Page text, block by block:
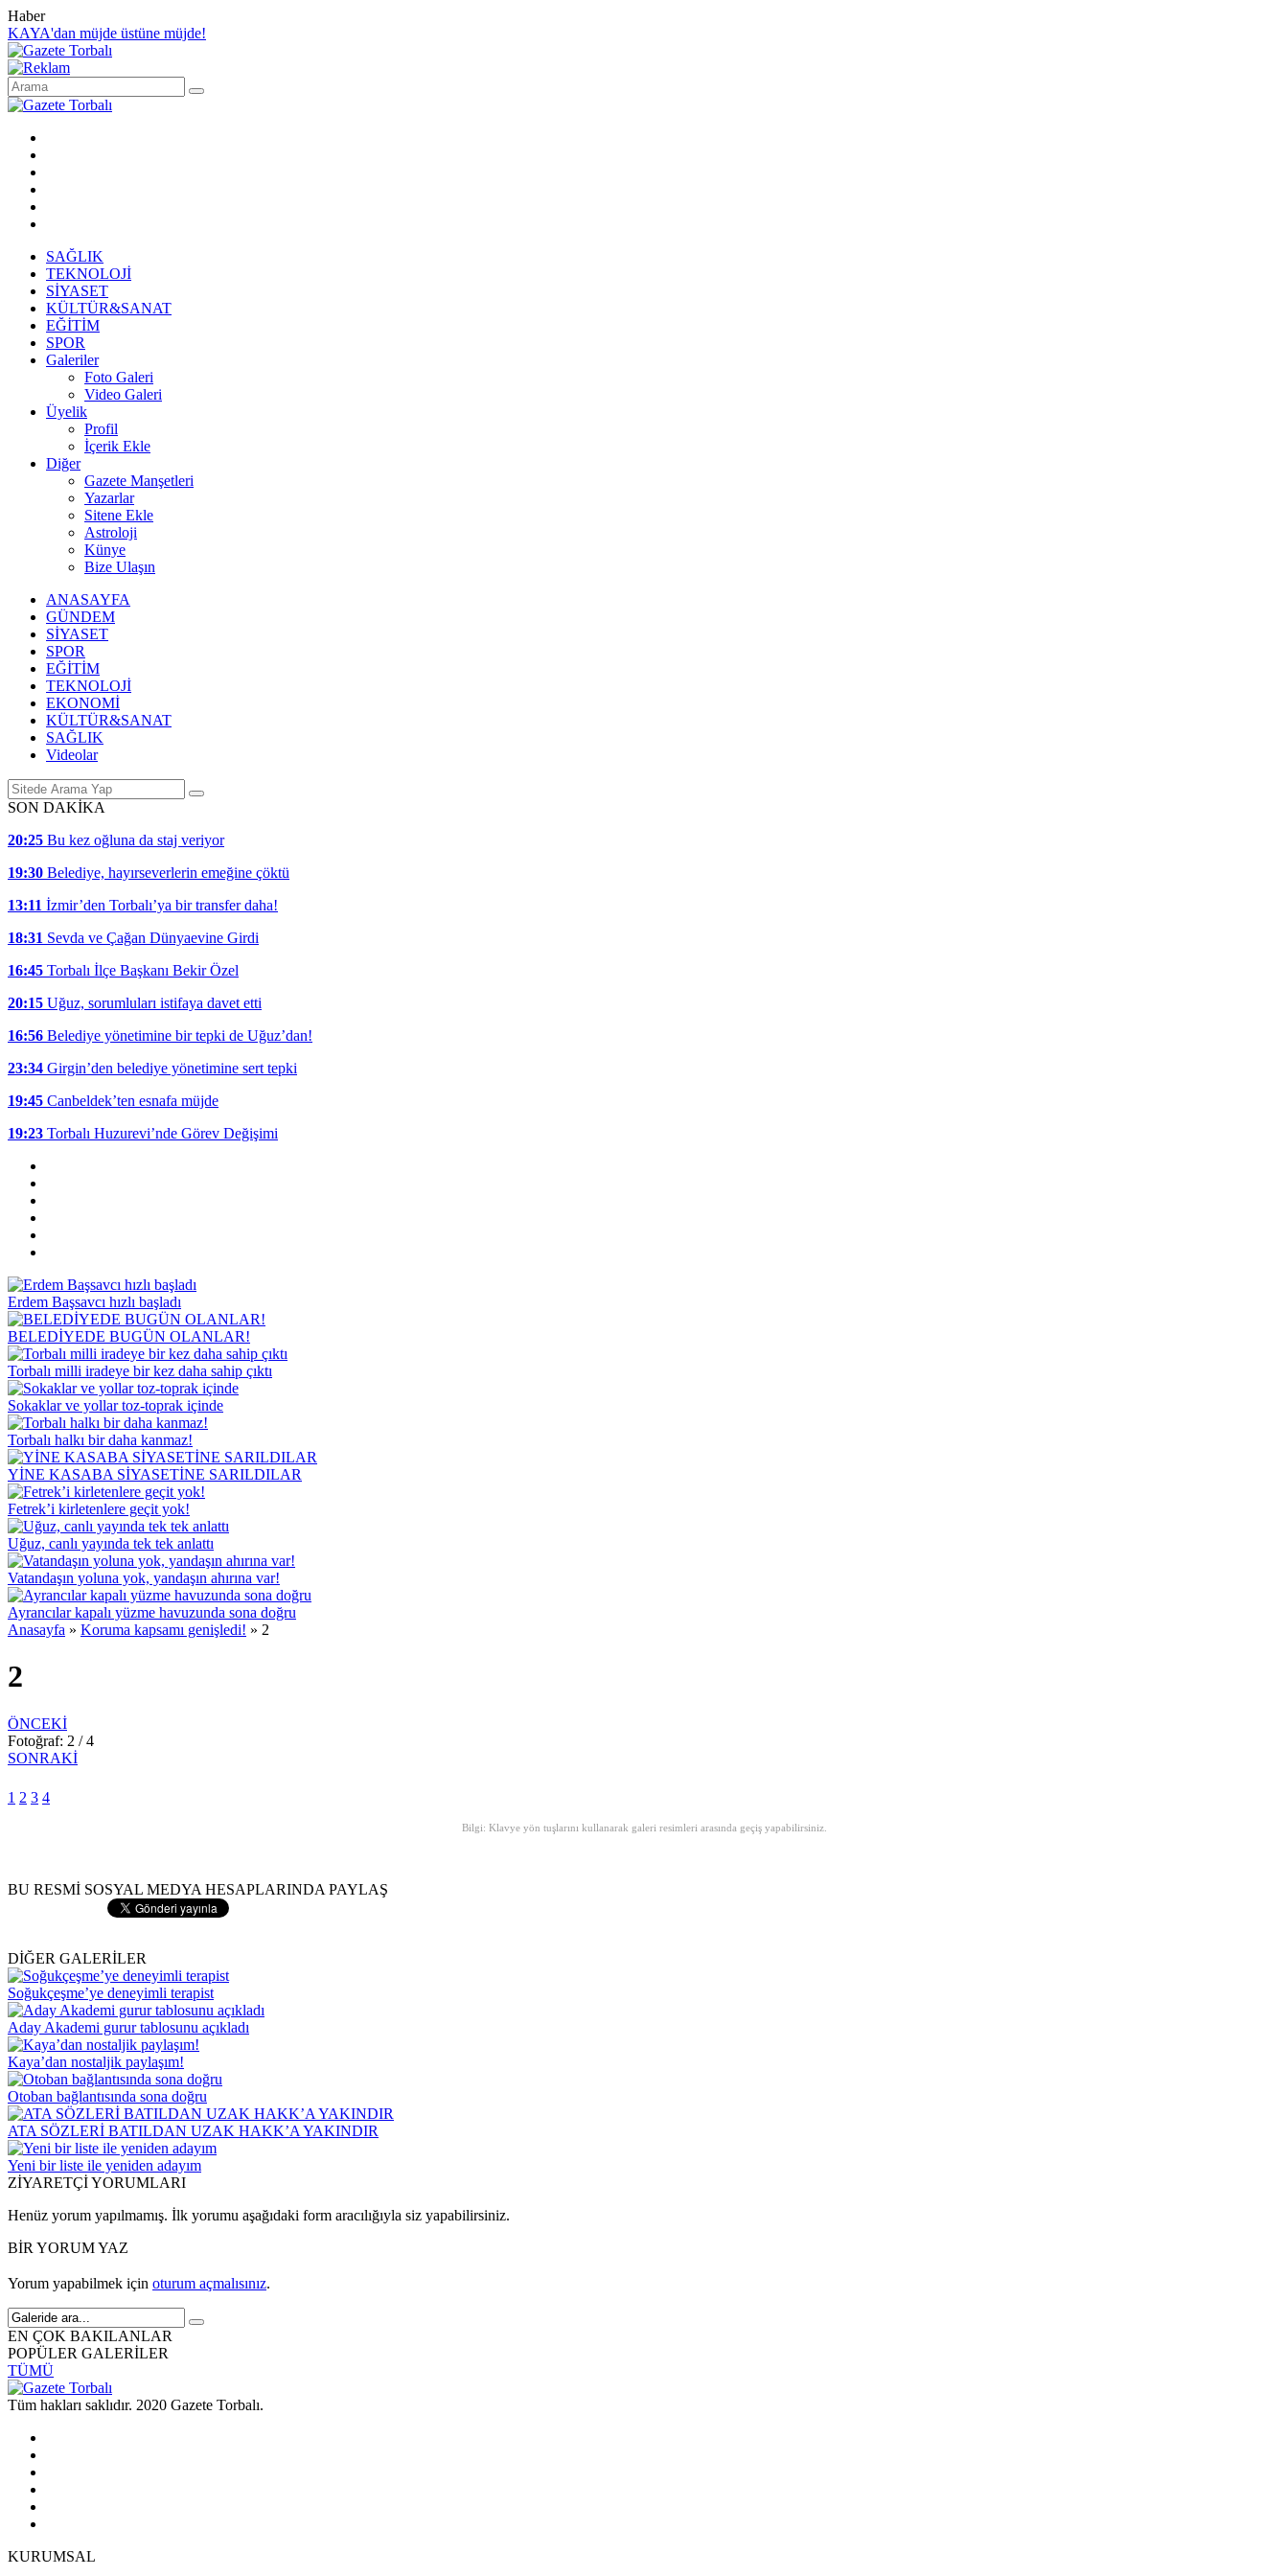
Haber
KAYA'dan müjde üstüne müjde!
SAĞLIK
TEKNOLOJİ
SİYASET
KÜLTÜR&SANAT
EĞİTİM
SPOR
Galeriler
Foto Galeri
Video Galeri
Üyelik
Profil
İçerik Ekle
Diğer
Gazete Manşetleri
Yazarlar
Sitene Ekle
Astroloji
Künye
Bize Ulaşın
ANASAYFA
GÜNDEM
SİYASET
SPOR
EĞİTİM
TEKNOLOJİ
EKONOMİ
KÜLTÜR&SANAT
SAĞLIK
Videolar
SON DAKİKA
20:25 Bu kez oğluna da staj veriyor
19:30 Belediye, hayırseverlerin emeğine çöktü
13:11 İzmir’den Torbalı’ya bir transfer daha!
18:31 Sevda ve Çağan Dünyaevine Girdi
16:45 Torbalı İlçe Başkanı Bekir Özel
20:15 Uğuz, sorumluları istifaya davet etti
16:56 Belediye yönetimine bir tepki de Uğuz’dan!
23:34 Girgin’den belediye yönetimine sert tepki
19:45 Canbeldek’ten esnafa müjde
19:23 Torbalı Huzurevi’nde Görev Değişimi
Erdem Başsavcı hızlı başladı
BELEDİYEDE BUGÜN OLANLAR!
Torbalı milli iradeye bir kez daha sahip çıktı
Sokaklar ve yollar toz-toprak içinde
Torbalı halkı bir daha kanmaz!
YİNE KASABA SİYASETİNE SARILDILAR
Fetrek’i kirletenlere geçit yok!
Uğuz, canlı yayında tek tek anlattı
Vatandaşın yoluna yok, yandaşın ahırına var!
Ayrancılar kapalı yüzme havuzunda sona doğru
Anasayfa » Koruma kapsamı genişledi! » 2
2
ÖNCEKİ
Fotoğraf: 2 / 4
SONRAKİ
1 2 3 4
Bilgi: Klavye yön tuşlarını kullanarak galeri resimleri arasında geçiş yapabilirsiniz.
BU RESMİ SOSYAL MEDYA HESAPLARINDA PAYLAŞ
DİĞER GALERİLER
Soğukçeşme’ye deneyimli terapist
Aday Akademi gurur tablosunu açıkladı
Kaya’dan nostaljik paylaşım!
Otoban bağlantısında sona doğru
ATA SÖZLERİ BATILDAN UZAK HAKK’A YAKINDIR
Yeni bir liste ile yeniden adayım
ZİYARETÇİ YORUMLARI
Henüz yorum yapılmamış. İlk yorumu aşağıdaki form aracılığıyla siz yapabilirsiniz.
BİR YORUM YAZ
Yorum yapabilmek için oturum açmalısınız.
EN ÇOK BAKILANLAR
POPÜLER GALERİLER
TÜMÜ
Tüm hakları saklıdır. 2020 Gazete Torbalı.
KURUMSAL